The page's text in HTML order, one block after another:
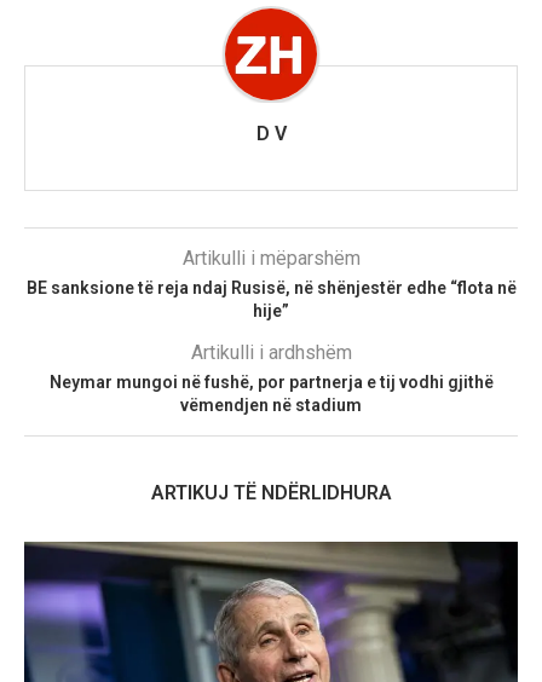
D V
Artikulli i mëparshëm
BE sanksione të reja ndaj Rusisë, në shënjestër edhe “flota në
hije”
Artikulli i ardhshëm
Neymar mungoi në fushë, por partnerja e tij vodhi gjithë
vëmendjen në stadium
ARTIKUJ TË NDËRLIDHURA